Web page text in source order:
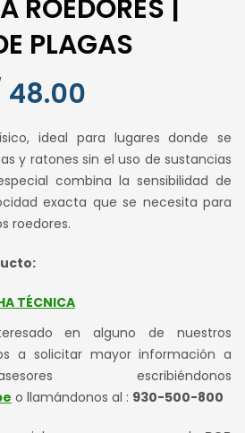
ROEDORES |
PLAGAS
48.00
actual
es:
S/ 48.00.
ideal para lugares donde se
y ratones sin el uso de sustancias
combina la sensibilidad de
exacta que se necesita para
roedores.
TÉCNICA
en alguno de nuestros
a solicitar mayor información a
escribiéndonos
o llamándonos al : 930-500-800